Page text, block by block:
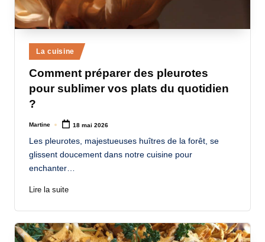
Posted
in
La cuisine
Comment préparer des pleurotes
pour sublimer vos plats du quotidien
?
Posted
Martine 18 mai 2026
Les pleurotes, majestueuses huîtres de la forêt, se
glissent doucement dans notre cuisine pour
enchanter…
Lire la suite